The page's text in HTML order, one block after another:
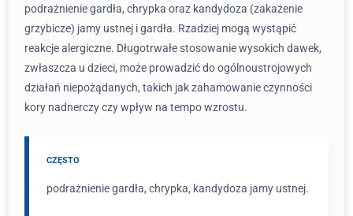
podrażnienie gardła, chrypka oraz kandydoza (zakażenie
grzybicze) jamy ustnej i gardła. Rzadziej mogą wystąpić
reakcje alergiczne. Długotrwałe stosowanie wysokich dawek,
zwłaszcza u dzieci, może prowadzić do ogólnoustrojowych
działań niepożądanych, takich jak zahamowanie czynności
kory nadnerczy czy wpływ na tempo wzrostu.
CZĘSTO
podrażnienie gardła, chrypka, kandydoza jamy ustnej.